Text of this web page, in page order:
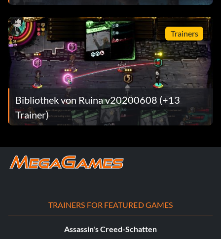
Trainers
Bibliothek von Ruina v20200608 (+13
Trainer)
TRAINERS FOR FEATURED GAMES
Assassin's Creed-Schatten